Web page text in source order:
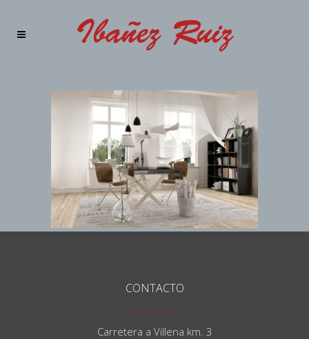
CONTACTO
Carretera a Villena km. 3